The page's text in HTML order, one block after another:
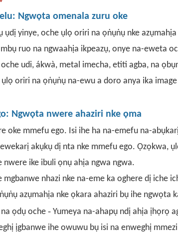
Ngwọta omenala zuru oke
yinye, oche ụlọ oriri na ọṅụṅụ nke
ruo na ngwaahịa ikpeazụ, onye na-eweta
oche udi, ákwà, metal imecha, etiti agba, na
oriri na ọṅụṅụ na-ewu a doro anya ika
Ngwọta nwere ahaziri nke ọma
oke mmefu ego. Isi ihe ha na-emefu na-
akụkụ dị nta nke mmefu ego. Ọzọkwa,
ike ibuli ọnụ ahịa ngwa ngwa.
nhazi nke na-eme ka oghere dị iche
azụmahịa nke ọkara ahaziri bụ ihe ngwọta
ọdụ oche - Yumeya na-ahapụ ndị ahịa ịhọrọ
ịgbanwe ihe owuwu bụ isi na enweghị